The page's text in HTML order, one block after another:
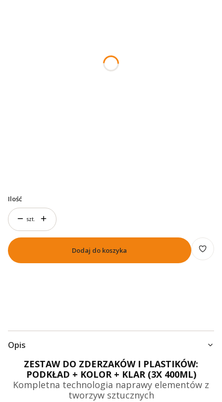
Ilość
szt.
Dodaj do koszyka
Opis
ZESTAW DO ZDERZAKÓW I PLASTIKÓW:
PODKŁAD + KOLOR + KLAR (3X 400ML)
Kompletna technologia naprawy elementów z
tworzyw sztucznych